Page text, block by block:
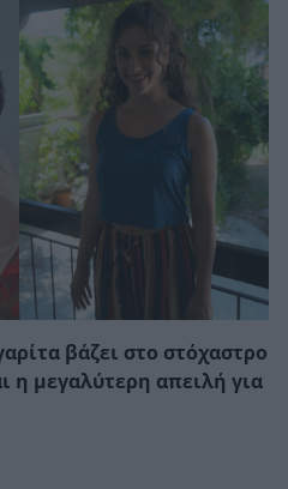
βάζει στο στόχαστρο
η μεγαλύτερη απειλή για